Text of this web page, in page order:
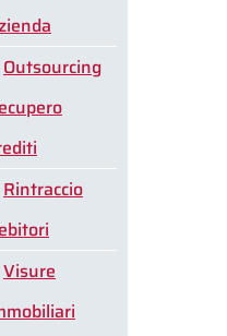
Outsourcing
Rintraccio
Visure